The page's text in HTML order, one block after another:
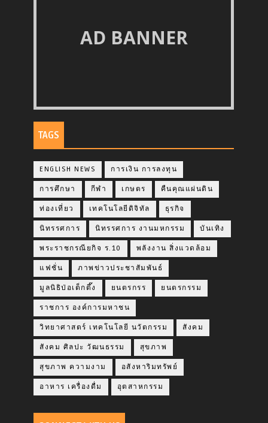
AD BANNER
TAGS
ENGLISH NEWS การเงิน การลงทุน
การศึกษา กีฬา เกษตร คืนคุณแผ่นดิน
ท่องเที่ยว เทคโนโลยีดิจิทัล ธุรกิจ
นิทรรศการ นิทรรศการ งานมหกรรม บันเทิง
พระราชกรณียกิจ ร.10 พลังงาน สิ่งแวดล้อม
แฟชั่น ภาพข่าวประชาสัมพันธ์
มูลนิธิป่อเต็กตึ๊ง ยนตรกรร ยนตรกรรม
ราชการ องค์การมหาชน
วิทยาศาสตร์ เทคโนโลยี นวัตกรรม สังคม
สังคม ศิลปะ วัฒนธรรม สุขภาพ
สุขภาพ ความงาม อสังหาริมทรัพย์
อาหาร เครื่องดื่ม อุตสาหกรรม